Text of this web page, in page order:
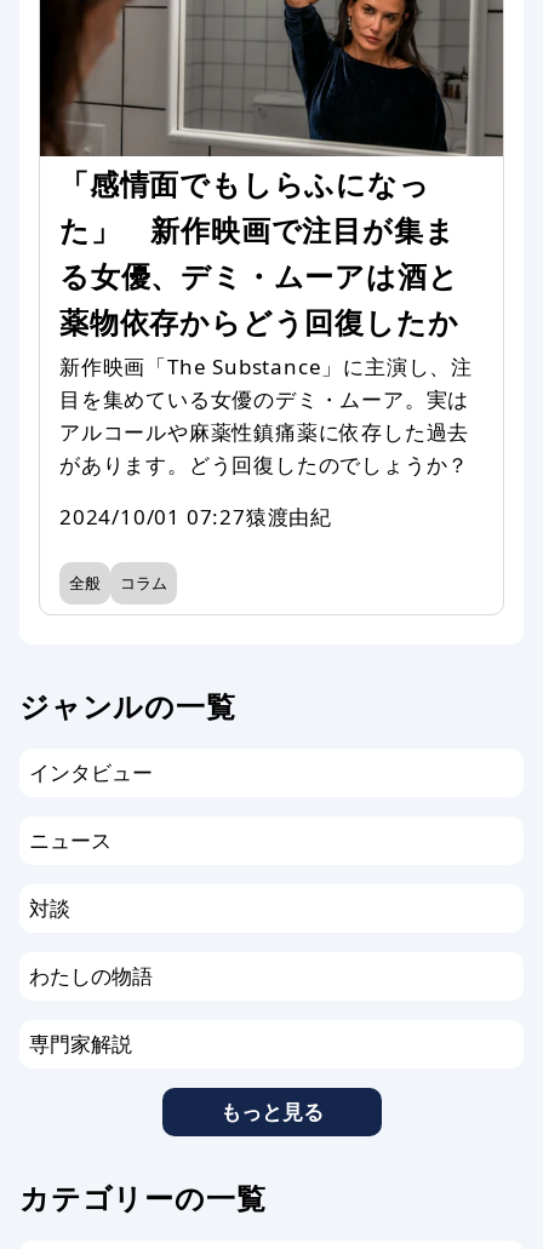
「感情面でもしらふになっ
た」 新作映画で注目が集ま
る女優、デミ・ムーアは酒と
薬物依存からどう回復したか
新作映画「The Substance」に主演し、注
目を集めている女優のデミ・ムーア。実は
アルコールや麻薬性鎮痛薬に依存した過去
があります。どう回復したのでしょうか？
2024/10/01 07:27猿渡由紀
全般 コラム
ジャンルの一覧
インタビュー
ニュース
対談
わたしの物語
専門家解説
もっと見る
カテゴリーの一覧